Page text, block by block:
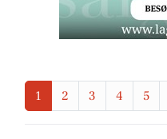
1 2 3 4 5